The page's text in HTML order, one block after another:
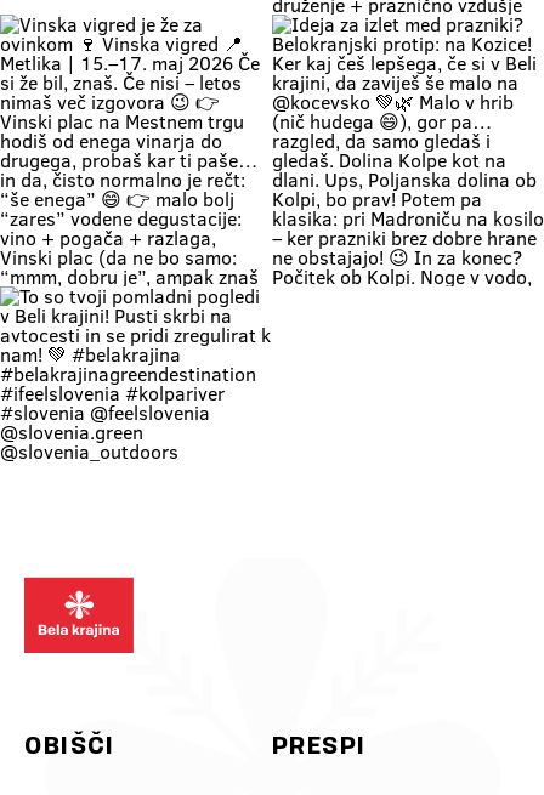
Weather: a hot weekend is on the
way 👉 Time: warm May days (the
perfect time for your first
encounter with nature) 👉 Nature
+ a lounge chair in the shade +
your favorite people = a
combination that has never
disappointed Come see us. You
know where we are—the place
where time actually slows down
and your batteries recharge all on
their own. 💚
vidimo v Metliki! 🎥 Zavod za
turizem, kulturo, šport in mladino
Metlika #belakrajina #vinskavigred
#belakrajinasrčnihljudi #metlika
Če zapreš oči, znaš ki si. Duma 💚
Soundtrack Bele krajine v maju.
#belakrajina #belakrajina🍀
greendestination
#belakrajinasrčnihljudi
#ifeelslovenia💚 #sloveniagreen
🔥 1. MAJ PO BELOKRANJSKO 🔥
Če boš noč na prvi maj preživu na
kresovanju… pa boš prvega še
kolko tolko pri močeh 😄👇 📍
Krašnji vrh … onda znaš kam greš.
Na vrhu: diši po prvomajski klasiki
🌭 špila živa muzika 🎶 in da – tud
kak “dej, še enega” boš slišal 🍷
Pa razgled… tak, da malo
obstaneš. In samo gledaš. (Da,
vse do Kleka 👀) 👉 pohod +
druženje + praznično vzdušje 👉
za družine, prijatelje, pa malo
rekreacije (če že mora bit 😄) 👉
začetek maja, kot se šika Pridi gor.
Če ne zaradi pohoda… pa zaradi
nas, Belokranjcev 🙌 Se vidimo!
Vinska vigred je že za ovinkom 🍷
Vinska vigred 📍 Metlika | 15.–17.
maj 2026 Če si že bil, znaš. Če nisi
– letos nimaš več izgovora 😉 👉
Vinski plac na Mestnem trgu hodiš
od enega vinarja do drugega,
probaš kar ti paše… in da, čisto
normalno je rečt: “še enega” 😄
👉 malo bolj “zares” vodene
degustacije: vino + pogača +
razlaga, Vinski plac (da ne bo
dilema za komentarje: je bulje
rdeče 🍷 al belo 🥂? Označi še
ekipo, s kom prideš 👇
#VinskaVigred #BelaKrajina
#Metlika #SloveniaWine
To so tvoji pomladni pogledi v Beli
krajini! Pusti skrbi na avtocesti in
se pridi zregulirat k nam! 💚
#belakrajina
#belakrajinagreendestination
#ifeelslovenia #kolpariver
OBIŠČI PRESPI